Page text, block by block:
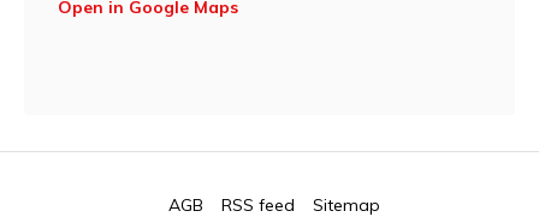
Open in Google Maps
AGB RSS feed Sitemap